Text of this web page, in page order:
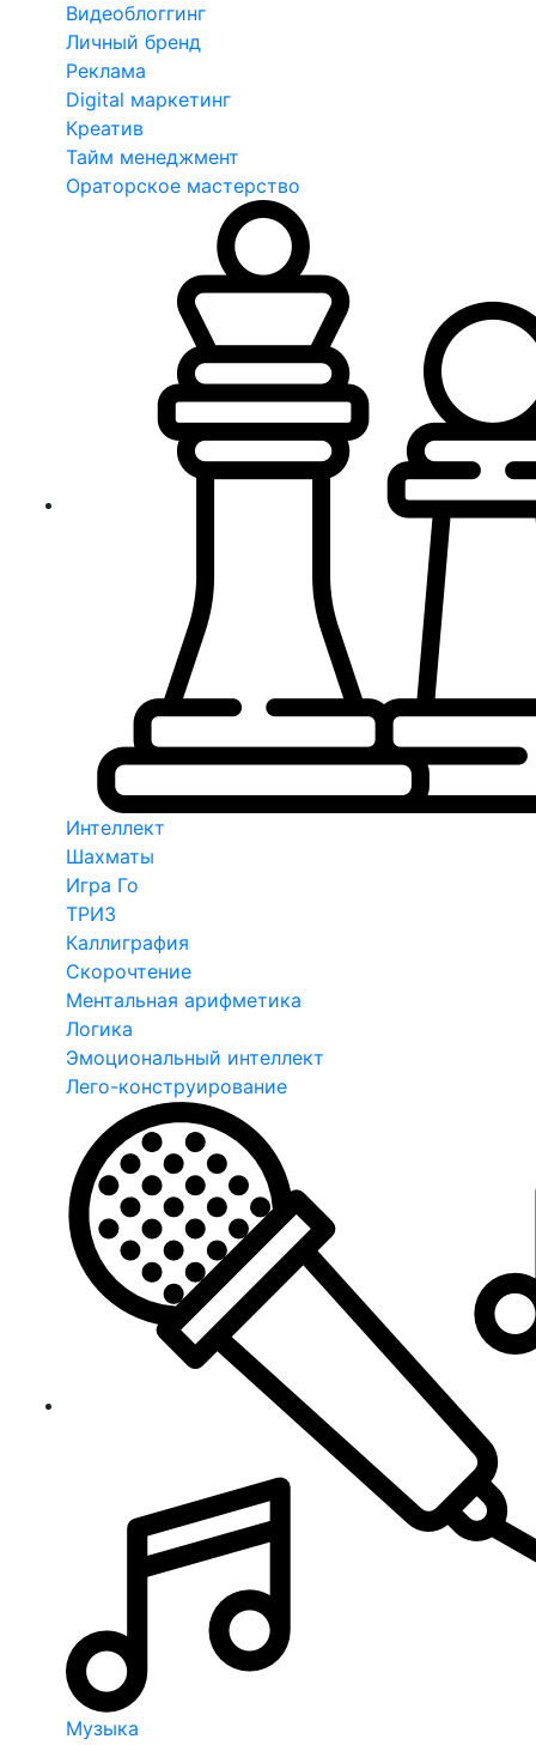
Видеоблоггинг
Личный бренд
Реклама
Digital маркетинг
Креатив
Тайм менеджмент
Ораторское мастерство
Интеллект
Шахматы
Игра Го
ТРИЗ
Каллиграфия
Скорочтение
Ментальная арифметика
Логика
Эмоциональный интеллект
Лего-конструирование
Музыка